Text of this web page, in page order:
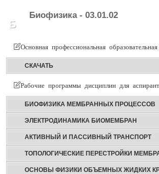
Б
Биофизика - 03.01.02
Основная профессиональная
СКАЧАТЬ
Рабочие программы дисциплин для
БИОФИЗИКА МЕМБРАННЫХ ПРОЦЕССОВ
ЭЛЕКТРОДИНАМИКА БИОМЕМБРАН
АКТИВНЫЙ И ПАССИВНЫЙ ТРАНСПОРТ
ТОПОЛОГИЧЕСКИЕ ПЕРЕСТРОЙКИ
ОСНОВЫ ФИЗИКИ ОБЪЕМНЫХ ЖИДКИХ